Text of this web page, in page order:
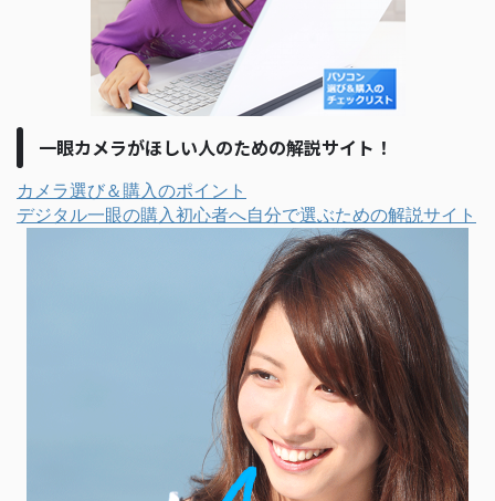
一眼カメラがほしい人のための解説サイト！
カメラ選び＆購入のポイント
デジタル一眼の購入初心者へ自分で選ぶための解説サイト